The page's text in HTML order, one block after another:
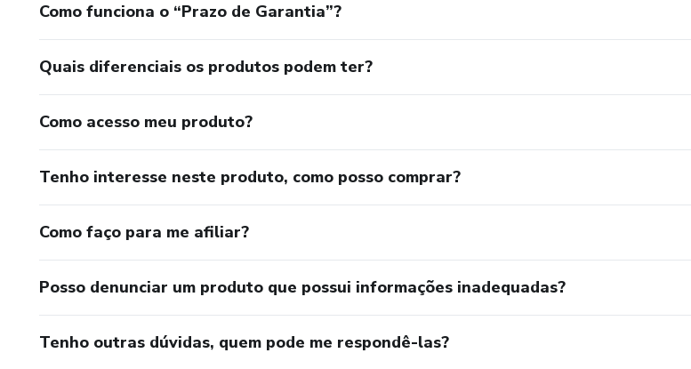
Como funciona o “Prazo de Garantia”?
Quais diferenciais os produtos podem ter?
Como acesso meu produto?
Tenho interesse neste produto, como posso comprar?
Como faço para me afiliar?
Posso denunciar um produto que possui informações inadequadas?
Tenho outras dúvidas, quem pode me respondê-las?